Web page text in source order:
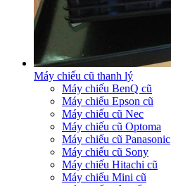
Máy chiếu cũ thanh lý
Máy chiếu BenQ cũ
Máy chiếu Epson cũ
Máy chiếu cũ Nec
Máy chiếu cũ Optoma
Máy chiếu cũ Panasonic
Máy chiếu cũ Sony
Máy chiếu Hitachi cũ
Máy chiếu Mini cũ